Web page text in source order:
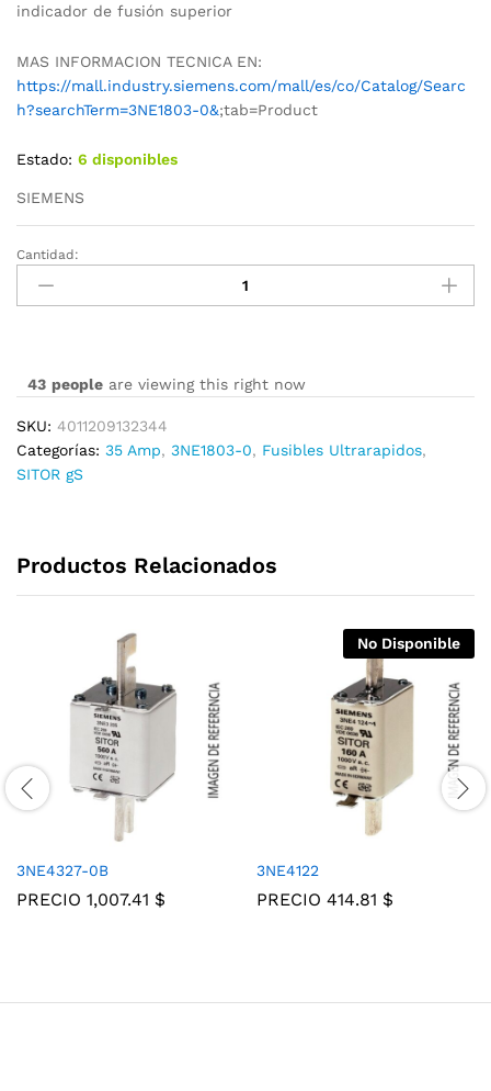
indicador de fusión superior
MAS INFORMACION TECNICA EN:
https://mall.industry.siemens.com/mall/es/co/Catalog/Searc
h?searchTerm=3NE1803-0&;tab=Product
Estado: 6 disponibles
SIEMENS
3NE1803-
cantidad
Cantidad:
43 people are viewing this right now
SKU: 4011209132344
Categorías: 35 Amp, 3NE1803-0, Fusibles Ultrarapidos,
SITOR gS
Productos Relacionados
3NE4327-0B
PRECIO 1,007.41 $
No Disponible
3NE4122
PRECIO 414.81 $